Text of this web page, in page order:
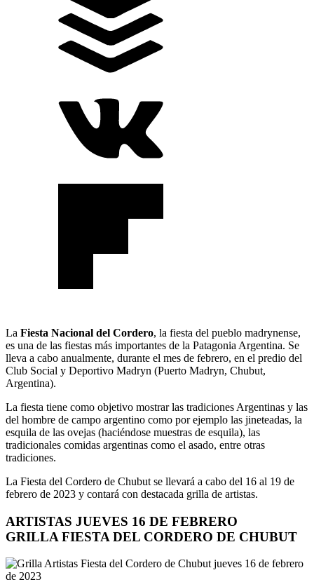
La Fiesta Nacional del Cordero, la fiesta del pueblo madrynense,
es una de las fiestas más importantes de la Patagonia Argentina. Se
lleva a cabo anualmente, durante el mes de febrero, en el predio del
Club Social y Deportivo Madryn (Puerto Madryn, Chubut,
Argentina).
La fiesta tiene como objetivo mostrar las tradiciones Argentinas y las
del hombre de campo argentino como por ejemplo las jineteadas, la
esquila de las ovejas (haciéndose muestras de esquila), las
tradicionales comidas argentinas como el asado, entre otras
tradiciones.
La Fiesta del Cordero de Chubut se llevará a cabo del 16 al 19 de
febrero de 2023 y contará con destacada grilla de artistas.
ARTISTAS JUEVES 16 DE FEBRERO
GRILLA FIESTA DEL CORDERO DE CHUBUT